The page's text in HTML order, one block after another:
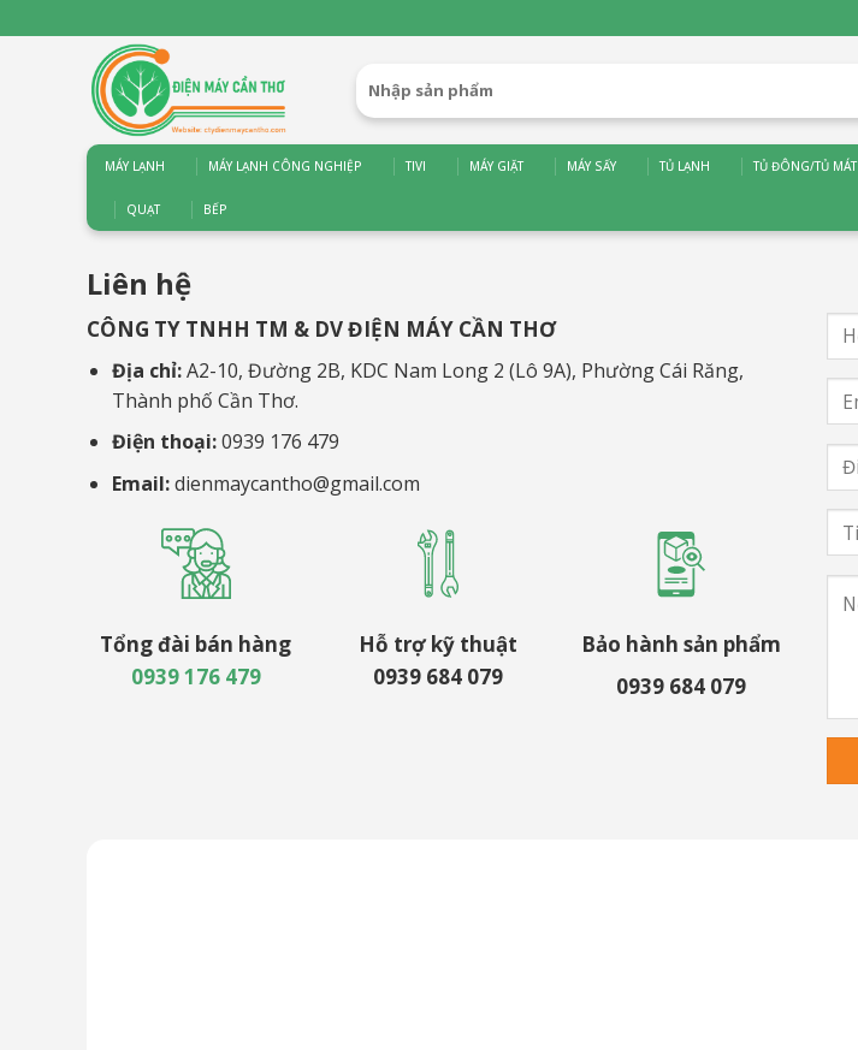
qua
Tìm
kiếm:
MÁY LẠNH MÁY LẠNH CÔNG NGHIỆP TIVI MÁY GIẶT MÁY SẤY TỦ LẠNH TỦ ĐÔNG/TỦ MÁT
QUẠT BẾP
Liên hệ
CÔNG TY TNHH TM & DV ĐIỆN MÁY CẦN THƠ
Địa chỉ:A2-10, Đường 2B, KDC Nam Long 2 (Lô 9A), Phường Cái Răng,
Thành phố Cần Thơ.
Điện thoại:0939 176 479
Email:dienmaycantho@gmail.com
Tổng đài bán hàng
0939 176 479
Hỗ trợ kỹ thuật
0939 684 079
Bảo hành sản phẩm
0939 684 079